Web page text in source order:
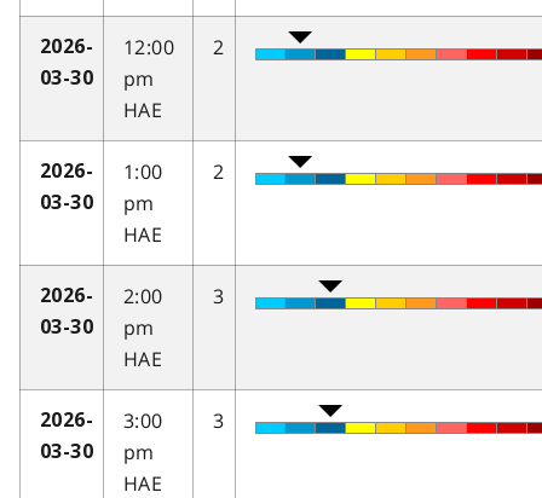
2026-
03-30
12:00
pm
HAE
2
2026-
03-30
1:00
pm
HAE
2
2026-
03-30
2:00
pm
HAE
3
2026-
03-30
3:00
pm
HAE
3